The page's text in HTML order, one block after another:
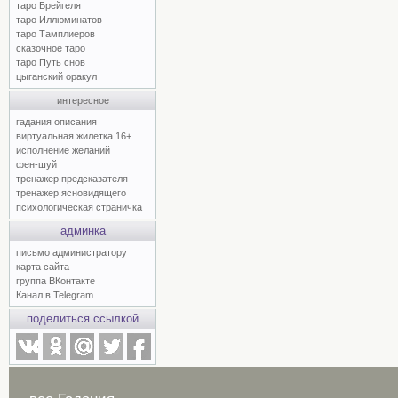
таро Брейгеля
таро Иллюминатов
таро Тамплиеров
сказочное таро
таро Путь снов
цыганский оракул
интересное
гадания описания
виртуальная жилетка 16+
исполнение желаний
фен-шуй
тренажер предсказателя
тренажер ясновидящего
психологическая страничка
админка
письмо администратору
карта сайта
группа ВКонтакте
Канал в Telegram
поделиться ссылкой